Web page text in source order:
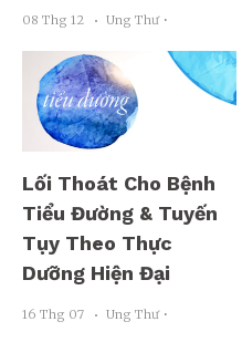
08 Thg 12 Ung Thư ･
Lối Thoát Cho Bệnh
Tiểu Đường & Tuyến
Tụy Theo Thực
Dưỡng Hiện Đại
16 Thg 07 Ung Thư ･